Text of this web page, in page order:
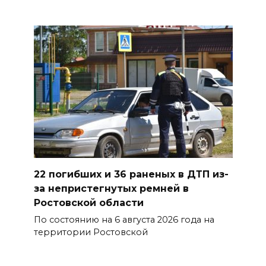
водителей быть осторожными
из-за ухудшения погоды
07 августа 2026 19:39
Сап-фестиваль, ночной забег
и турниры: как в Ростове
отметят День физкультурника
07 августа 2026 19:19
В Таганроге из-за аварии
отключили свет на четырех
улицах
07 августа 2026 18:42
22 погибших и 36 раненых в ДТП из-
за непристегнутых ремней в
Ростовской области
По состоянию на 6 августа 2026 года на
территории Ростовской